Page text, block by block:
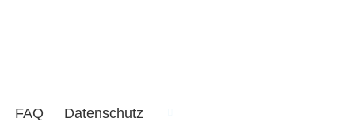
FAQ Datenschutz